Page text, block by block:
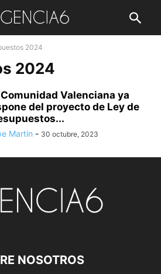
2024
2024
Comunidad Valenciana ya
del proyecto de Ley de
Martin - 30 octubre, 2023
NOSOTROS